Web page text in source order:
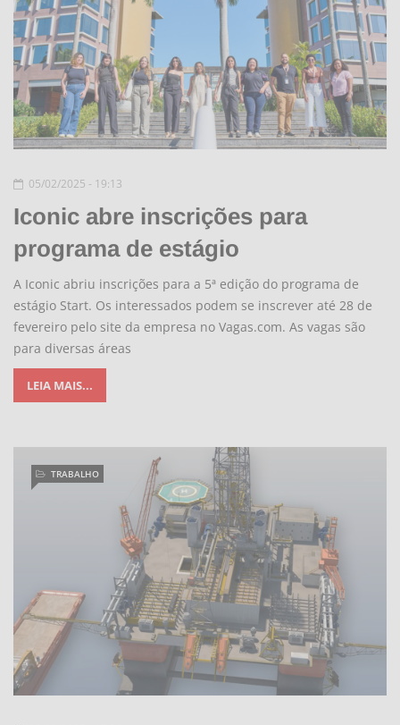
05/02/2025 - 19:13
Iconic abre inscrições para
programa de estágio
A Iconic abriu inscrições para a 5ª edição do programa de
estágio Start. Os interessados podem se inscrever até 28 de
fevereiro pelo site da empresa no Vagas.com. As vagas são
para diversas áreas
LEIA MAIS...
TRABALHO